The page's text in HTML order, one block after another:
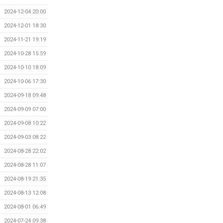
2024-12-04 20:00
2024-12-01 18:30
2024-11-21 19:19
2024-10-28 15:59
2024-10-10 18:09
2024-10-06 17:30
2024-09-18 09:48
2024-09-09 07:00
2024-09-08 10:22
2024-09-03 08:22
2024-08-28 22:02
2024-08-28 11:07
2024-08-19 21:35
2024-08-13 12:08
2024-08-01 06:49
2024-07-24 09:38